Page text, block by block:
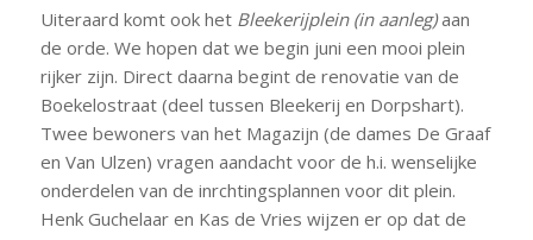
Uiteraard komt ook het Bleekerijplein (in aanleg)aan
de orde. We hopen dat we begin juni een mooi plein
rijker zijn. Direct daarna begint de renovatie van de
Boekelostraat (deel tussen Bleekerij en Dorpshart).
Twee bewoners van het Magazijn (de dames De Graaf
en Van Ulzen) vragen aandacht voor de h.i. wenselijke
onderdelen van de inrchtingsplannen voor dit plein.
Henk Guchelaar en Kas de Vries wijzen er op dat de